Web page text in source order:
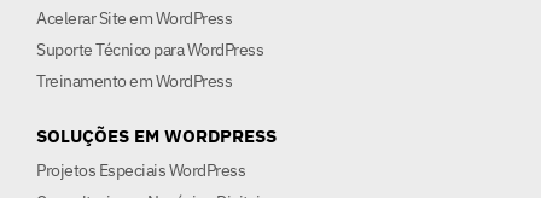
Acelerar Site em WordPress
Suporte Técnico para WordPress
Treinamento em WordPress
SOLUÇÕES EM WORDPRESS
Projetos Especiais WordPress